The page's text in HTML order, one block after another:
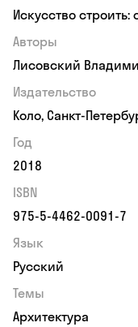
Искусство
Авторы
Лисовский
Издательство
Коло, Санкт-
Год
2018
ISBN
975-5-4462-0091-7
Язык
Русский
Темы
Архитектура